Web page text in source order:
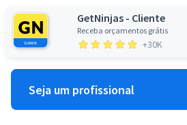
GetNinjas - Cliente
Receba orçamentos grátis
+30K
Seja um profissional